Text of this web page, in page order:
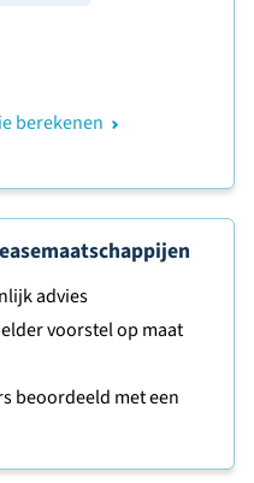
berekenen
advies
voorstel op maat
beoordeeld met een